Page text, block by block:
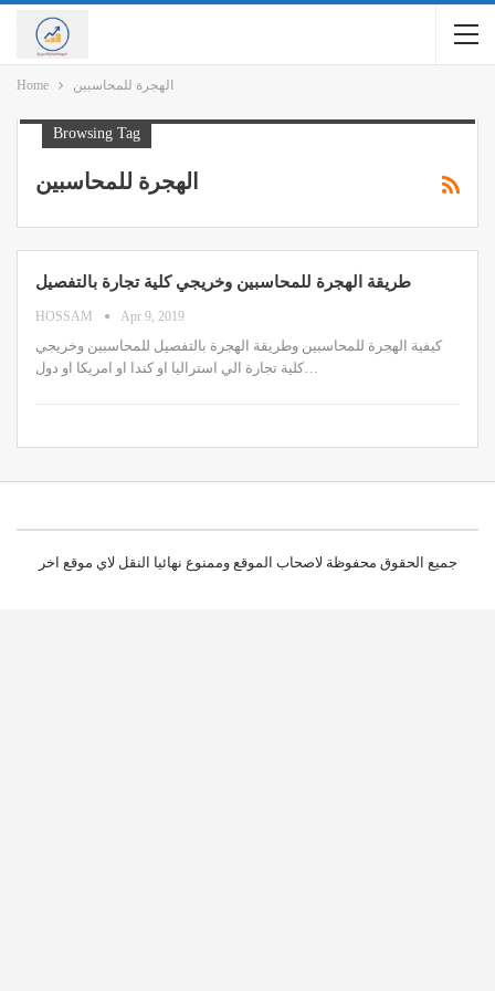
Home الهجرة للمحاسبين
Browsing Tag
الهجرة للمحاسبين
طريقة الهجرة للمحاسبين وخريجي كلية تجارة بالتفصيل
HOSSAM Apr 9, 2019
كيفية الهجرة للمحاسبين وطريقة الهجرة بالتفصيل للمحاسبين وخريجي
جميع الحقوق محفوظة لاصحاب الموقع وممنوع نهائيا النقل لاي موقع اخر